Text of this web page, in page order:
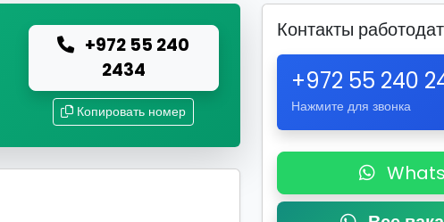
+972 55 240
2434
Копировать номер
Контакты
+972 55 240
Нажмите для звонка